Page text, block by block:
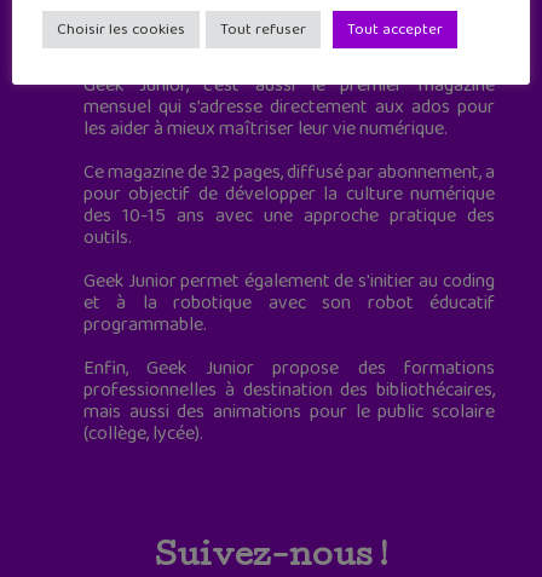
Geek Junior est le premier site de culture numérique
à destination des adolescents.
Geek Junior, c’est aussi le premier magazine
mensuel qui s’adresse directement aux ados pour
les aider à mieux maîtriser leur vie numérique.
Ce magazine de 32 pages, diffusé par abonnement, a
pour objectif de développer la culture numérique
des 10-15 ans avec une approche pratique des
outils.
Geek Junior permet également de s'initier au coding
et à la robotique avec son robot éducatif
programmable.
Enfin, Geek Junior propose des formations
professionnelles à destination des bibliothécaires,
mais aussi des animations pour le public scolaire
(collège, lycée).
Suivez-nous !
Choisir les cookies Tout refuser Tout accepter